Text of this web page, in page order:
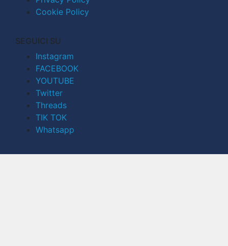
Cookie Policy
SEGUICI SU
Instagram
FACEBOOK
YOUTUBE
Twitter
Threads
TIK TOK
Whatsapp